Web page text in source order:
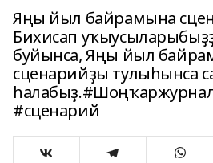
Яңы йыл байрамына
Бихисап
буйынса, Яңы йыл
сценарийҙы тулыһынса
#сценарий